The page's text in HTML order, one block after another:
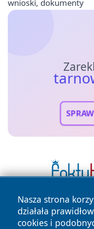
wnioski, dokumenty
Nasza strona
działała
cookies i